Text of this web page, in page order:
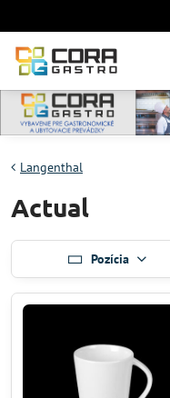
Langenthal
Actual
Pozícia